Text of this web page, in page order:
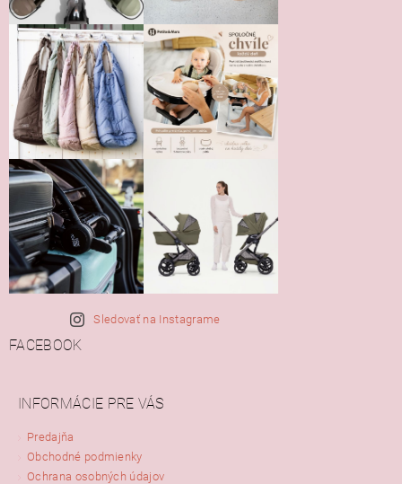
Sledovať na Instagrame
FACEBOOK
INFORMÁCIE PRE VÁS
Predajňa
Obchodné podmienky
Ochrana osobných údajov